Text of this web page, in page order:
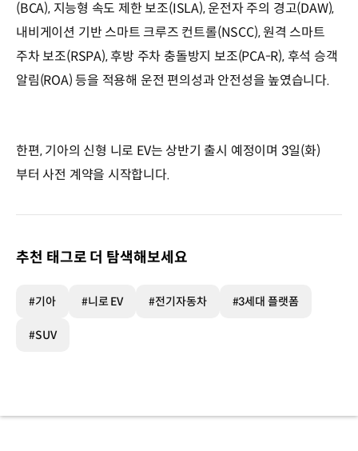
(BCA), 지능형 속도 제한 보조(ISLA), 운전자 주의 경고(DAW),
내비게이션 기반 스마트 크루즈 컨트롤(NSCC), 원격 스마트
주차 보조(RSPA), 후방 주차 충돌방지 보조(PCA-R), 후석 승객
알림(ROA) 등을 적용해 운전 편의성과 안전성을 높였습니다.
한편, 기아의 신형 니로 EV는 상반기 출시 예정이며 3일(화)
부터 사전 계약을 시작합니다.
추천 태그로 더 탐색해보세요
#기아 #니로 EV #전기자동차 #3세대 플랫폼
#SUV